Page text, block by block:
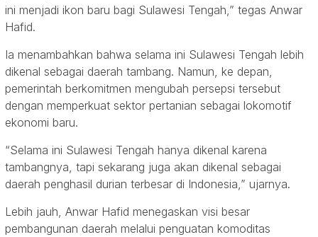
ini menjadi ikon baru bagi Sulawesi Tengah,” tegas Anwar
Hafid.
Ia menambahkan bahwa selama ini Sulawesi Tengah lebih
dikenal sebagai daerah tambang. Namun, ke depan,
pemerintah berkomitmen mengubah persepsi tersebut
dengan memperkuat sektor pertanian sebagai lokomotif
ekonomi baru.
“Selama ini Sulawesi Tengah hanya dikenal karena
tambangnya, tapi sekarang juga akan dikenal sebagai
daerah penghasil durian terbesar di Indonesia,” ujarnya.
Lebih jauh, Anwar Hafid menegaskan visi besar
pembangunan daerah melalui penguatan komoditas